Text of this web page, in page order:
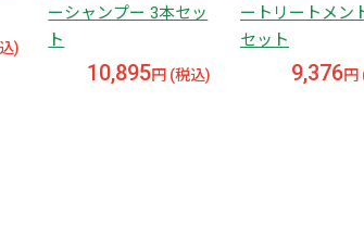
)
ーシャンプー 3本セッ
ト
10,895円 (税込)
ートリートメン
セット
9,376円